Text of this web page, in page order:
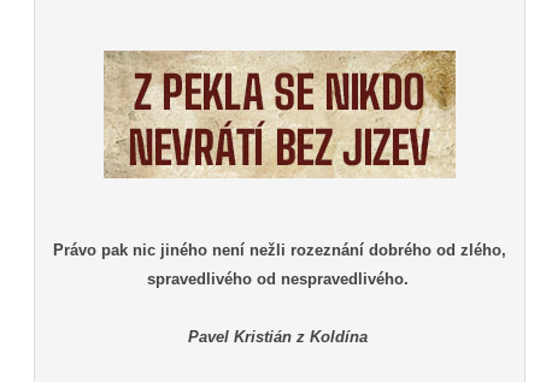
Právo pak nic jiného není nežli rozeznání dobrého od zlého,
spravedlivého od nespravedlivého.
Pavel Kristián z Koldína